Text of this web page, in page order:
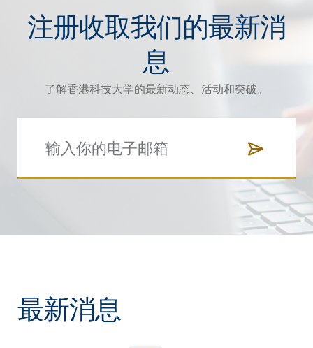
注册收取我们的最新消
息
了解香港科技大学的最新动态、活动和突破。
最新消息